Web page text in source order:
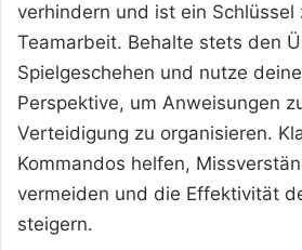
verhindern und ist ein Schlüssel
Teamarbeit. Behalte stets den
Spielgeschehen und nutze
Perspektive, um Anweisungen
Verteidigung zu organisieren.
Kommandos helfen,
vermeiden und die Effektivität
steigern.